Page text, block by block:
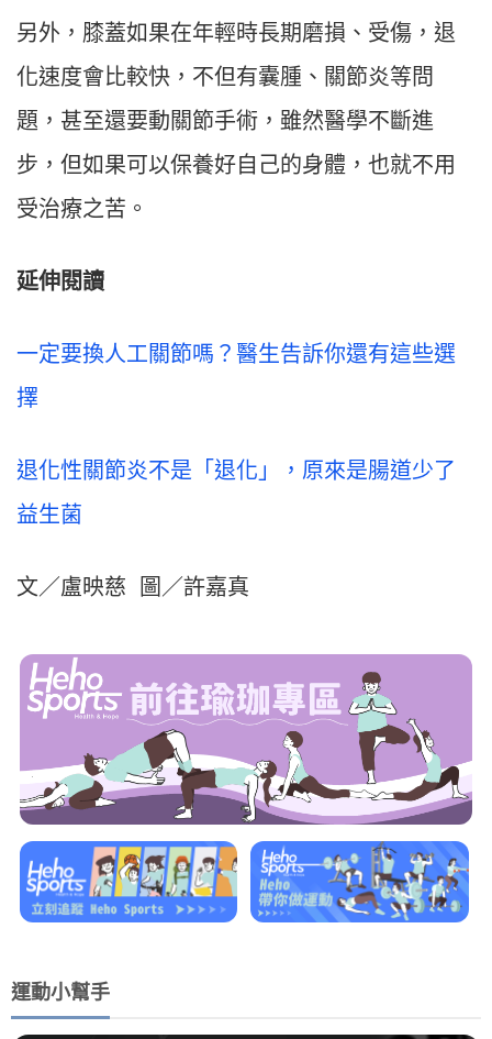
另外，膝蓋如果在年輕時長期磨損、受傷，退
化速度會比較快，不但有囊腫、關節炎等問
題，甚至還要動關節手術，雖然醫學不斷進
步，但如果可以保養好自己的身體，也就不用
受治療之苦。
延伸閱讀
一定要換人工關節嗎？醫生告訴你還有這些選
擇
退化性關節炎不是「退化」，原來是腸道少了
益生菌
文／盧映慈 圖／許嘉真
運動小幫手